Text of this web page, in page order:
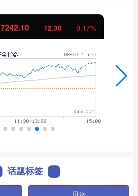
7242.10 12.30 0.17%
话题标签